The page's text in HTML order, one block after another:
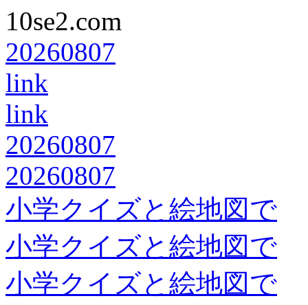
10se2.com
20260807
link
link
20260807
20260807
小学クイズと絵地図で
小学クイズと絵地図で
小学クイズと絵地図で